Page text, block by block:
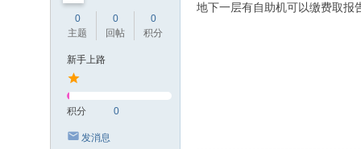
0
主题
0
回帖
0
积分
新手上路
积分 0
发消息
地下一层有自助机可以缴费取报